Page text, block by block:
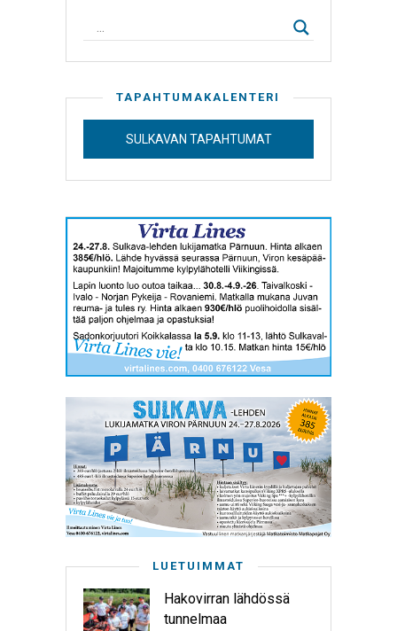
TAPAHTUMAKALENTERI
SULKAVAN TAPAHTUMAT
LUETUIMMAT
Hakovirran lähdössä
tunnelmaa